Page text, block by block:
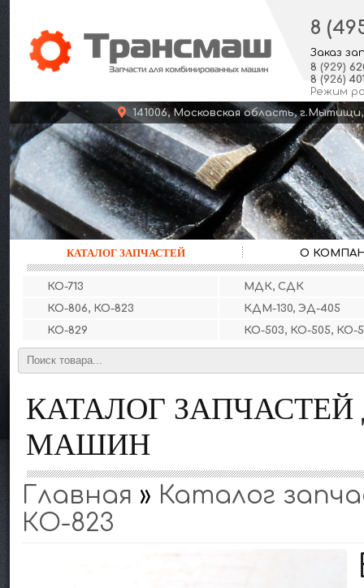
8
Заказ
8 (929)
8 (926)
Режим
141006, Московская область,
КАТАЛОГ ЗАПЧАСТЕЙ О
КО-713
МДК, СДК
КО-806, КО-823
КДМ-130, ЭД-405
КО-829
КО-503, КО-505, КО-
КАТАЛОГ
МАШИН
Главная » Каталог
КО-823